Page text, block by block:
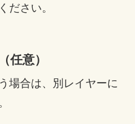
ださい。
任意）
場合は、別レイヤーに